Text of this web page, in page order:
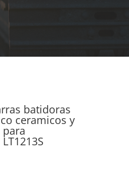
batidoras
ceramicos y